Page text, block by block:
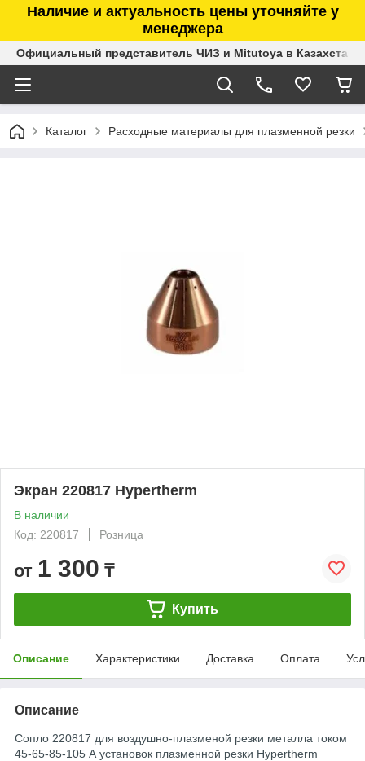
Наличие и актуальность цены уточняйте у
менеджера
Официальный представитель ЧИЗ и Mitutoya в Казахстане
Каталог Расходные материалы для плазменной резки
Экран 220817 Hypertherm
В наличии
Код: 220817
Розница
от 1 300 ₸
Купить
Описание Характеристики Доставка Оплата
Описание
Сопло 220817 для воздушно-плазменой резки металла током
45-65-85-105 А установок плазменной резки Hypertherm